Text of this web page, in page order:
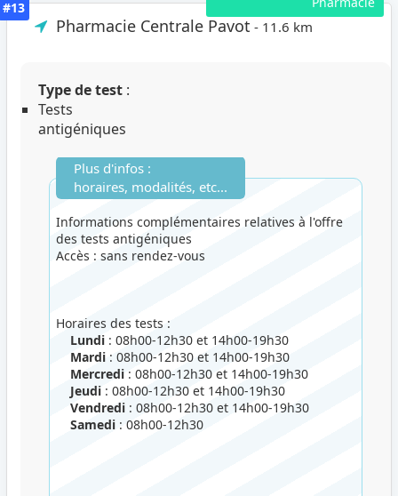
#13
Pharmacie Centrale Pavot - 11.6 km
Type de test :
Tests
antigéniques
Plus d'infos :
horaires, modalités, etc...
Informations complémentaires relatives à l'offre
des tests antigéniques
Accès : sans rendez-vous
Horaires des tests :
Lundi : 08h00-12h30 et 14h00-19h30
Mardi : 08h00-12h30 et 14h00-19h30
Mercredi : 08h00-12h30 et 14h00-19h30
Jeudi : 08h00-12h30 et 14h00-19h30
Vendredi : 08h00-12h30 et 14h00-19h30
Samedi : 08h00-12h30